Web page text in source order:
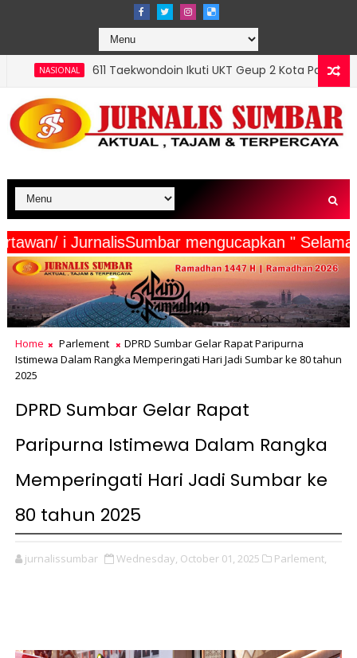
611 Taekwondoin Ikuti UKT Geup 2 Kota Padang, Mursalim:
Wartawan/ i JurnalisSumbar mengucapkan "
Home Parlement
DPRD Sumbar Gelar Rapat Paripurna
Istimewa Dalam Rangka Memperingati Hari Jadi Sumbar ke 80 tahun
2025
DPRD Sumbar Gelar Rapat
Paripurna Istimewa Dalam Rangka
Memperingati Hari Jadi Sumbar ke
80 tahun 2025
jurnalissumbar Wednesday, October 01, 2025 Parlement,